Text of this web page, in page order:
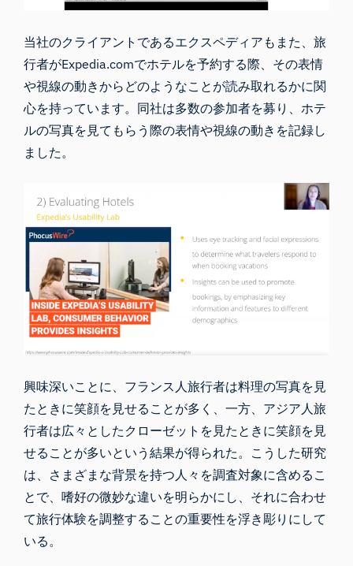
当社のクライアントであるエクスペディアもまた、旅
行者がExpedia.comでホテルを予約する際、その表情
や視線の動きからどのようなことが読み取れるかに関
心を持っています。同社は多数の参加者を募り、ホテ
ルの写真を見てもらう際の表情や視線の動きを記録し
ました 。
興味深いことに、フランス人旅行者は料理の写真を見
たときに笑顔を見せることが多く、一方、アジア人旅
行者は広々としたクローゼットを見たときに笑顔を見
せることが多いという結果が得られた。こうした研究
は、さまざまな背景を持つ人々を調査対象に含めるこ
とで、嗜好の微妙な違いを明らかにし、それに合わせ
て旅行体験を調整することの重要性を浮き彫りにして
いる。